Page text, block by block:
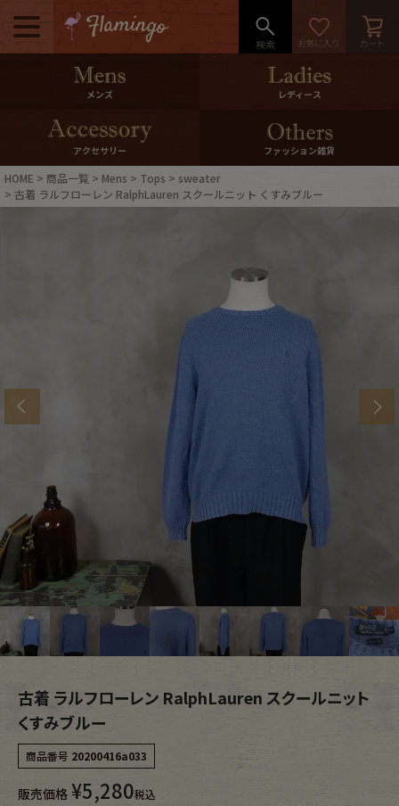
メニュー
500pt＆10％Offクーポンプレゼン
10％0ffクーポンプレゼント
ログイン・会員登録 LINE ID連携
International Shipping
メンズ商品カテゴリーから探す
Tops
Bottoms
レディース商品カテゴリーから探す
Tops
Outer
メンズ レディース
アクセサリー ファッション雑貨
HOME 商品一覧 Mens Tops
sweater
古着 ラルフローレン RalphLauren スクールニット くすみブルー
古着 ラルフローレン RalphLauren スクールニット
くすみブルー
商品番号 20200416a033
販売価格 ¥5,280税込